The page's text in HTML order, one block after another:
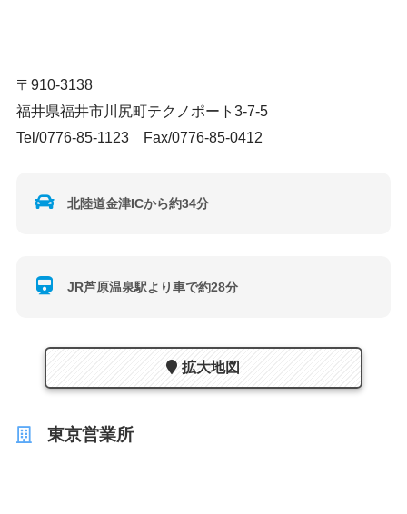
〒910-3138
福井県福井市川尻町テクノポート3-7-5
Tel/0776-85-1123 Fax/0776-85-0412
北陸道金津ICから約34分
JR芦原温泉駅より車で約28分
拡大地図
東京営業所